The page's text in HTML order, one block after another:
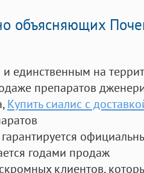
объясняющих
единственным на
препаратов
, Купить сиалис с
годами продаж
клиентов,